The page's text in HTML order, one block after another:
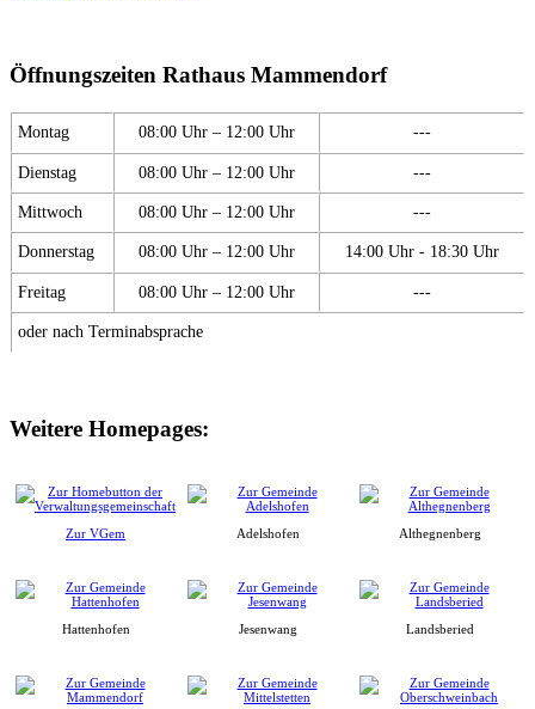
Öffnungszeiten Rathaus Mammendorf
Montag 08:00 Uhr – 12:00 Uhr ---
Dienstag 08:00 Uhr – 12:00 Uhr ---
Mittwoch 08:00 Uhr – 12:00 Uhr ---
Donnerstag 08:00 Uhr – 12:00 Uhr 14:00 Uhr - 18:30 Uhr
Freitag 08:00 Uhr – 12:00 Uhr ---
oder nach Terminabsprache
Weitere Homepages:
Zur VGem Adelshofen Althegnenberg
Hattenhofen Jesenwang Landsberied